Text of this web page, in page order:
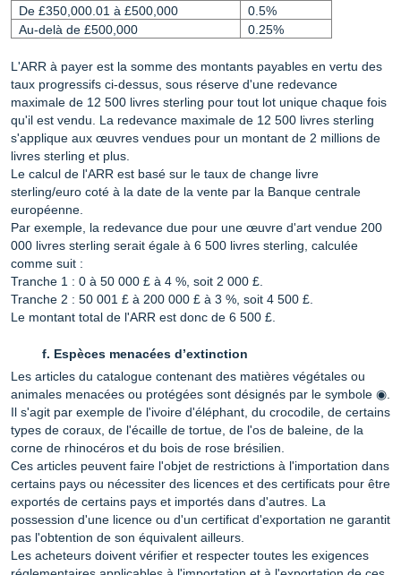
De £350,000.01 à £500,000
0.5%
Au-delà de £500,000
0.25%
L'ARR à payer est la somme des montants payables en vertu des
taux progressifs ci-dessus, sous réserve d'une redevance
maximale de 12 500 livres sterling pour tout lot unique chaque fois
qu'il est vendu. La redevance maximale de 12 500 livres sterling
s'applique aux œuvres vendues pour un montant de 2 millions de
livres sterling et plus.
Le calcul de l'ARR est basé sur le taux de change livre
sterling/euro coté à la date de la vente par la Banque centrale
européenne.
Par exemple, la redevance due pour une œuvre d'art vendue 200
000 livres sterling serait égale à 6 500 livres sterling, calculée
comme suit :
Tranche 1 : 0 à 50 000 £ à 4 %, soit 2 000 £.
Tranche 2 : 50 001 £ à 200 000 £ à 3 %, soit 4 500 £.
Le montant total de l'ARR est donc de 6 500 £.
Espèces menacées d’extinction
Les articles du catalogue contenant des matières végétales ou
animales menacées ou protégées sont désignés par le symbole ◉.
Il s'agit par exemple de l'ivoire d'éléphant, du crocodile, de certains
types de coraux, de l'écaille de tortue, de l'os de baleine, de la
corne de rhinocéros et du bois de rose brésilien.
Ces articles peuvent faire l'objet de restrictions à l'importation dans
certains pays ou nécessiter des licences et des certificats pour être
exportés de certains pays et importés dans d'autres. La
possession d'une licence ou d'un certificat d'exportation ne garantit
pas l'obtention de son équivalent ailleurs.
Les acheteurs doivent vérifier et respecter toutes les exigences